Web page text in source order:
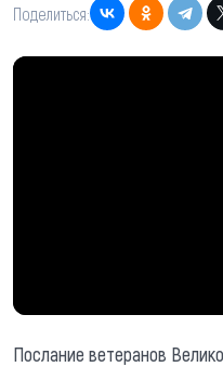
Поделиться:
Послание ветеранов